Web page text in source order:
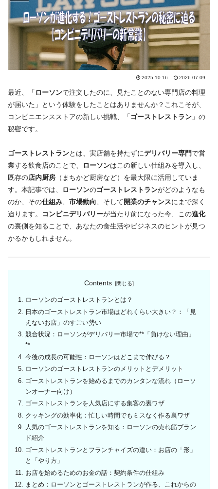
2025.10.16 2026.07.09
最近、「 ローソンで注文したのに、見たことのない専門店の料理
が届いた」という体験をしたことはありませんか？これこそが、
コンビニエンスストアの新しい挑戦、「 ゴーストレストラン 」の
秘密です。
ゴーストレストランとは、実店舗を持たずにデリバリー専門で営
業する飲食店のことで、
ローソンはこの新しい仕組みを導入し、
既存の店内厨房 （まちかど厨房など）を最大限に活用していま
す。本記事では、
ローソンのゴーストレストランがどのようなも
のか、その仕組み 市場動向 、そして開業のチャンスにまで深く
迫ります。
コンビニデリバリーが当たり前になった今、この進化
の裏側を知ることで、あなたの食生活やビジネスのヒントが見つ
かるかもしれません。
Contents
ローソンのゴーストレストランとは？
日本のゴーストレストラン市場はどれくらい大きい？：「見
えないお店」のすごい勢い
競合状況：ローソンがデリバリー市場で**「負けない理由」
**
今後の成長の可能性：ローソンはどこまで伸びる？
ローソンのゴーストレストランのメリットとデメリット
ゴーストレストランを始めるまでのカンタンな流れ（ローソ
ンオーナー向け）
ゴーストレストランを人気店にする集客の裏ワザ
クッキングの効率化：忙しい時間でもミスなく作る裏ワザ
人気のゴーストレストランを知る：ローソンの売れ筋ブラン
ド紹介
ゴーストレストランとフランチャイズの違い：お店の「形」
と「やり方」
お店を始めるためのお金の話：契約条件の仕組み
まとめ：ローソンとゴーストレストランが作る、これからの